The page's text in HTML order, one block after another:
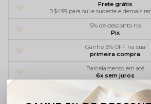
Frete grátis
R$499 para sul e sudeste e demais
5% de desconto no
Pix
Ganhe 5% OFF na sua
primeira compra
Parcelamento em até
6x sem juros